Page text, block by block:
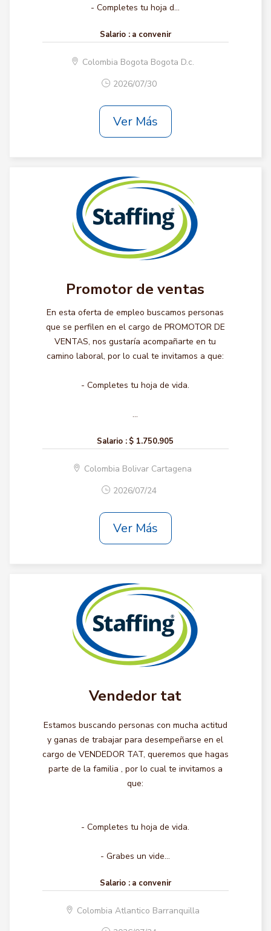
- Completes tu hoja d...
Salario : a convenir
Colombia Bogota Bogota D.c.
2026/07/30
Ver Más
Promotor de ventas
En esta oferta de empleo buscamos personas
que se perfilen en el cargo de PROMOTOR DE
VENTAS, nos gustaría acompañarte en tu
camino laboral, por lo cual te invitamos a que:
- Completes tu hoja de vida.
...
Salario : $ 1.750.905
Colombia Bolivar Cartagena
2026/07/24
Ver Más
Vendedor tat
Estamos buscando personas con mucha actitud
y ganas de trabajar para desempeñarse en el
cargo de VENDEDOR TAT, queremos que hagas
parte de la familia , por lo cual te invitamos a
que:
- Completes tu hoja de vida.
- Grabes un vide...
Salario : a convenir
Colombia Atlantico Barranquilla